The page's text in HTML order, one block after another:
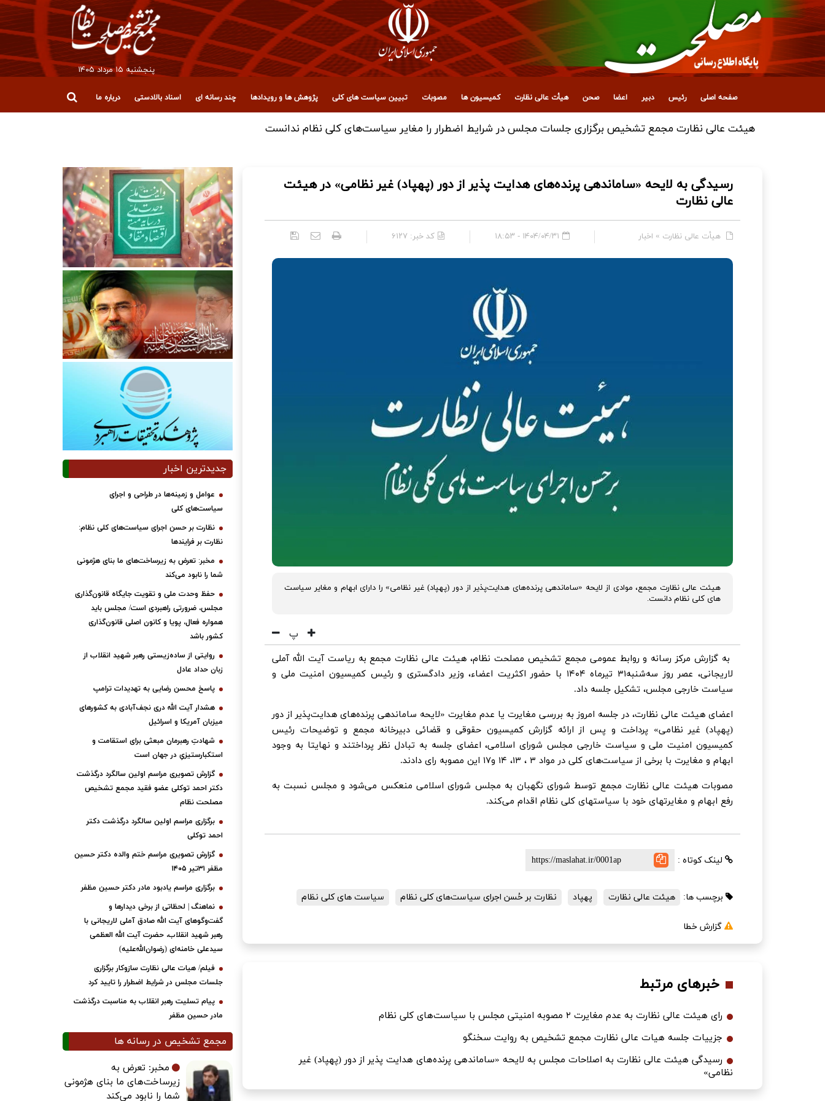
پنجشنبه ۱۵ مرداد ۱۴۰۵
صفحه اصلی رئیس دبیر اعضا صحن هیأت عالی نظارت کمیسیون ها مصوبات تبیین سیاست های کلی پژوهش ها و رویدادها چند رسانه ای اسناد بالادستی درباره ما
هیئت عالی نظارت مجمع تشخیص برگزاری جلسات مجلس در شرایط اضطرار را مغایر سیاست‌های کلی نظام ندانست
رسیدگی به لایحه «ساماندهی پرنده‌های هدایت پذیر از دور (پهپاد) غیر نظامی» در هیئت
عالی نظارت
هیأت عالی نظارت » اخبار ۱۴۰۴/۰۴/۳۱ - ۱۸:۵۳ کد خبر: ۶۱۲۷
هیئت عالی نظارت مجمع، موادی از لایحه «ساماندهی پرنده‌های هدایت‌پذیر از دور (پهپاد) غیر نظامی» را دارای ابهام و مغایر سیاست
های کلی نظام دانست.
پ
به گزارش مرکز رسانه و روابط عمومی مجمع تشخیص مصلحت نظام، هیئت عالی نظارت مجمع به ریاست آیت الله آملی
لاریجانی، عصر روز سه‌شنبه۳۱ تیرماه ۱۴۰۴ با حضور اکثریت اعضاء، وزیر دادگستری و رئیس کمیسیون امنیت ملی و
سیاست خارجی مجلس، تشکیل جلسه داد.
اعضای هیئت عالی نظارت، در جلسه امروز به بررسی مغایرت یا عدم مغایرت «لایحه ساماندهی پرنده‌های هدایت‌پذیر از دور
(پهپاد) غیر نظامی» پرداخت و پس از ارائه گزارش کمیسیون حقوقی و قضائی دبیرخانه مجمع و توضیحات رئیس
کمیسیون امنیت ملی و سیاست خارجی مجلس شورای اسلامی، اعضای جلسه به تبادل نظر پرداختند و نهایتا به وجود
ابهام و مغایرت با برخی از سیاست‌های کلی در مواد ۳ ، ۱۳، ۱۴ و۱۷ این مصوبه رای دادند.‌
مصوبات هیئت عالی نظارت مجمع توسط شورای نگهبان به مجلس شورای اسلامی منعکس می‌شود و مجلس نسبت به
رفع ابهام و مغایرتهای خود با سیاستهای کلی نظام اقدام می‌کند.
لینک کوتاه :
برچسب ها: هیئت عالی نظارت پهپاد نظارت بر حُسن اجرای سیاست‌های کلی نظام سیاست های کلی نظام
گزارش خطا
خبرهای مرتبط
رای هیئت عالی نظارت به عدم مغایرت ۲ مصوبه امنیتی مجلس با سیاست‌های کلی نظام
جزییات جلسه هیات عالی نظارت مجمع تشخیص به روایت سخنگو
رسیدگی هیئت عالی نظارت به اصلاحات مجلس به لایحه «ساماندهی پرنده‌های هدایت پذیر از دور (پهپاد) غیر
نظامی»
جدیدترین اخبار
عوامل و زمینه‌ها در طراحی و اجرای
سیاست‌های کلی
نظارت بر حسن اجرای سیاست‌های کلی نظام:
نظارت بر فرایندها
مخبر: تعرض به زیرساخت‌های ما بنای هژمونی
شما را نابود می‌کند
حفظ وحدت ملی و تقویت جایگاه قانون‌گذاری
مجلس، ضرورتی راهبردی است/ مجلس باید
همواره فعال، پویا و کانون اصلی قانون‌گذاری
کشور باشد
روایتی از ساده‌زیستی رهبر شهید انقلاب از
زبان حداد عادل
پاسخ محسن رضایی به تهدیدات ترامپ
هشدار آیت الله دری نجف‌آبادی به کشورهای
میزبان آمریکا و اسرائیل
شهادتِ رهبرمان مبعثی برای استقامت و
استکبارستیزیِ در جهان است
گزارش تصویری مراسم اولین سالگرد درگذشت
دکتر احمد توکلی عضو فقید مجمع تشخیص
مصلحت نظام
برگزاری مراسم اولین سالگرد درگذشت دکتر
احمد توکلی
گزارش تصویری مراسم ختم والده دکتر حسین
مظفر ۳۱تیر ۱۴۰۵
برگزاری مراسم یادبود مادر دکتر حسین مظفر
نماهنگ | لحظاتی از برخی دیدارها و
گفت‌وگوهای آیت ‌الله صادق آملی لاریجانی با
رهبر شهید انقلاب، حضرت آیت‌ الله العظمی
سیدعلی خامنه‌ای (رضوان‌الله‌علیه)
فیلم/ هیات عالی نظارت سازوکار برگزاری
جلسات مجلس در شرایط اضطرار را تایید کرد
پیام تسلیت رهبر انقلاب به مناسبت درگذشت
مادر حسین مظفر
مجمع تشخیص در رسانه ها
مخبر: تعرض به
زیرساخت‌های ما بنای هژمونی
شما را نابود می‌کند